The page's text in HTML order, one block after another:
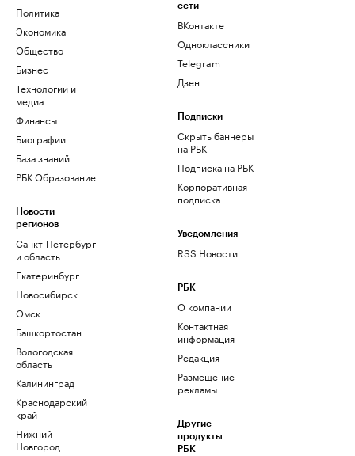
Политика
Экономика
Общество
Бизнес
Технологии и
медиа
Финансы
Биографии
База знаний
РБК Образование
Новости
регионов
Санкт-Петербург
и область
Екатеринбург
Новосибирск
Омск
Башкортостан
Вологодская
область
Калининград
Краснодарский
край
Нижний
Новгород
сети
ВКонтакте
Одноклассники
Telegram
Дзен
Подписки
Скрыть баннеры
на РБК
Подписка на РБК
Корпоративная
подписка
Уведомления
RSS Новости
РБК
О компании
Контактная
информация
Редакция
Размещение
рекламы
Другие
продукты
РБК